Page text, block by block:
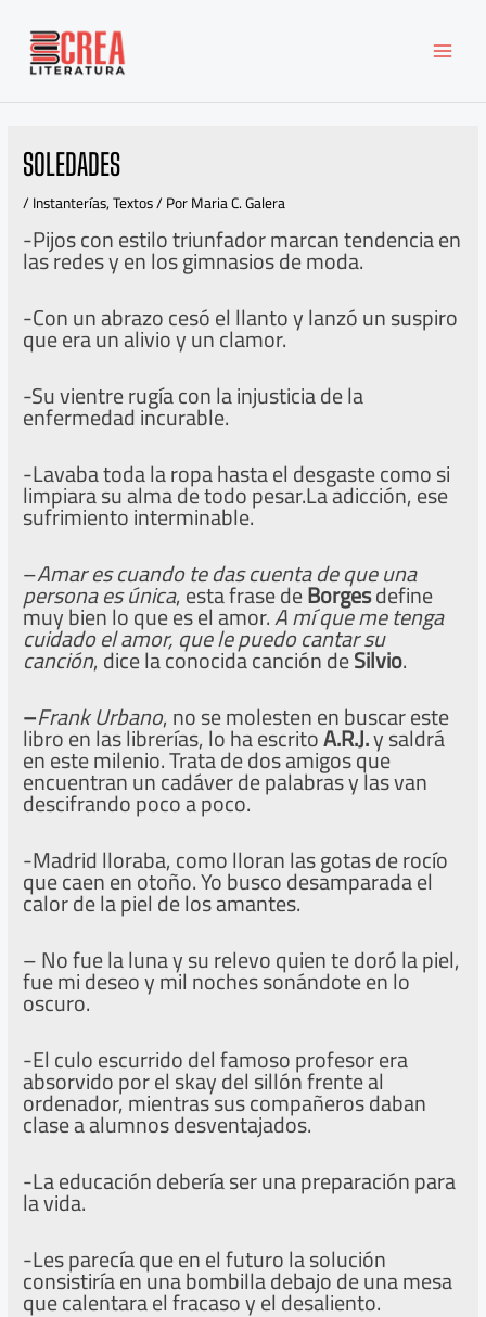
contenido
SOLEDADES
/Instanterías,Textos/ PorMaria C. Galera
-Pijos con estilo triunfador marcan tendencia en
las redes y en los gimnasios de moda.
-Con un abrazo cesó el llanto y lanzó un suspiro
que era un alivio y un clamor.
-Su vientre rugía con la injusticia de la
enfermedad incurable.
-Lavaba toda la ropa hasta el desgaste como si
limpiara su alma de todo pesar.La adicción, ese
sufrimiento interminable.
–Amar es cuando te das cuenta de que una
persona es única, esta frase deBorgesdefine
muy bien lo que es el amor.A mí que me tenga
cuidado el amor, que le puedo cantar su
canción, dice la conocida canción deSilvio.
–Frank Urbano, no se molesten en buscar este
libro en las librerías, lo ha escritoA.R.J.y saldrá
en este milenio. Trata de dos amigos que
encuentran un cadáver de palabras y las van
descifrando poco a poco.
-Madrid lloraba, como lloran las gotas de rocío
que caen en otoño. Yo busco desamparada el
calor de la piel de los amantes.
– No fue la luna y su relevo quien te doró la piel,
fue mi deseo y mil noches sonándote en lo
oscuro.
-El culo escurrido del famoso profesor era
absorvido por el skay del sillón frente al
ordenador, mientras sus compañeros daban
clase a alumnos desventajados.
-La educación debería ser una preparación para
la vida.
-Les parecía que en el futuro la solución
consistiría en una bombilla debajo de una mesa
que calentara el fracaso y el desaliento.